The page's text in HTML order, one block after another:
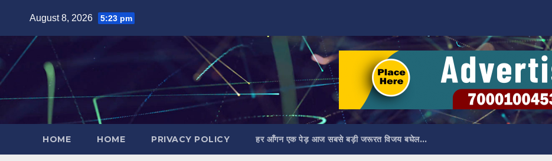
content
August 8, 2026 5:23 pm
HOME HOME PRIVACY POLICY हर आँगन एक पेड़ आज सबसे बड़ी जरूरत विजय बघेल…